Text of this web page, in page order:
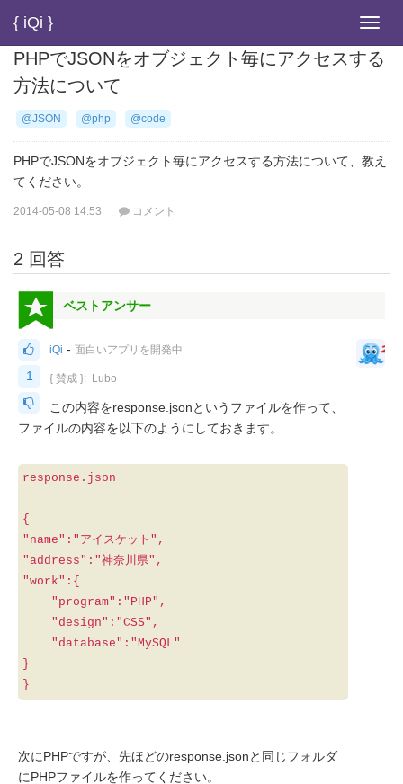
{ iQi }
PHPでJSONをオブジェクト毎にアクセスする
方法について
@JSON @php @code
PHPでJSONをオブジェクト毎にアクセスする方法について、教え
てください。
2014-05-08 14:53 コメント
2 回答
ベストアンサー
1
iQi - 面白いアプリを開発中
{ 賛成 }: Lubo
この内容をresponse.jsonというファイルを作って、
ファイルの内容を以下のようにしておきます。
response.json
{
"name":"アイスケット",
"address":"神奈川県",
"work":{
"program":"PHP",
"design":"CSS",
"database":"MySQL"
}
}
次にPHPですが、先ほどのresponse.jsonと同じフォルダ
にPHPファイルを作ってください。